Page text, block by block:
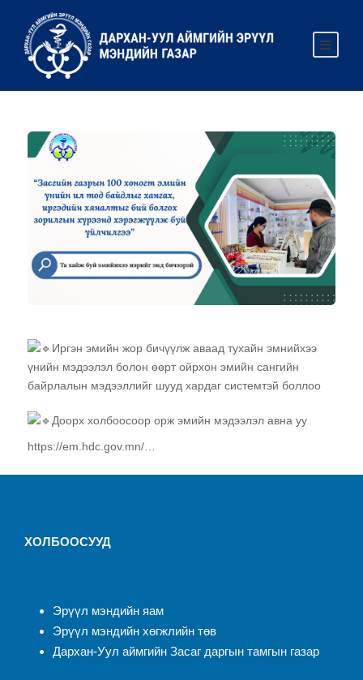
Иргэн эмийн жор бичүүлж аваад тухайн эмнийхээ
үнийн мэдээлэл болон өөрт ойрхон эмийн сангийн
байрлалын мэдээллийг шууд хардаг системтэй боллоо
Доорх холбоосоор орж эмийн мэдээлэл авна уу
https://em.hdc.gov.mn/…
ХОЛБООСУУД
Эрүүл мэндийн яам
Эрүүл мэндийн хөгжлийн төв
Дархан-Уул аймгийн Засаг даргын тамгын газар